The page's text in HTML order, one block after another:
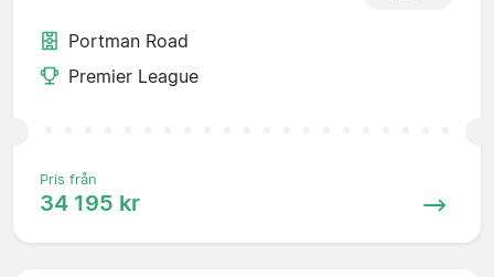
Portman Road
Premier League
Pris från
34 195 kr